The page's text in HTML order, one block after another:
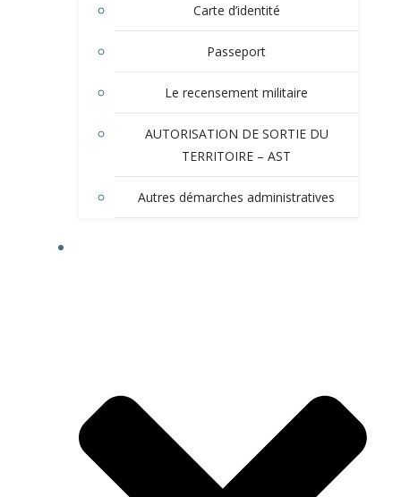
Carte d’identité
Passeport
Le recensement militaire
AUTORISATION DE SORTIE DU
TERRITOIRE – AST
Autres démarches administratives